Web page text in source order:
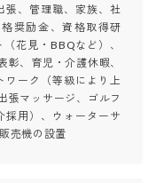
張、管理職、家族、社
奨励金、資格取得研
花見・BBQなど）、
、育児・介護休暇、
ワーク（等級により上
張マッサージ、ゴルフ
採用）、ウォーターサ
売機の設置